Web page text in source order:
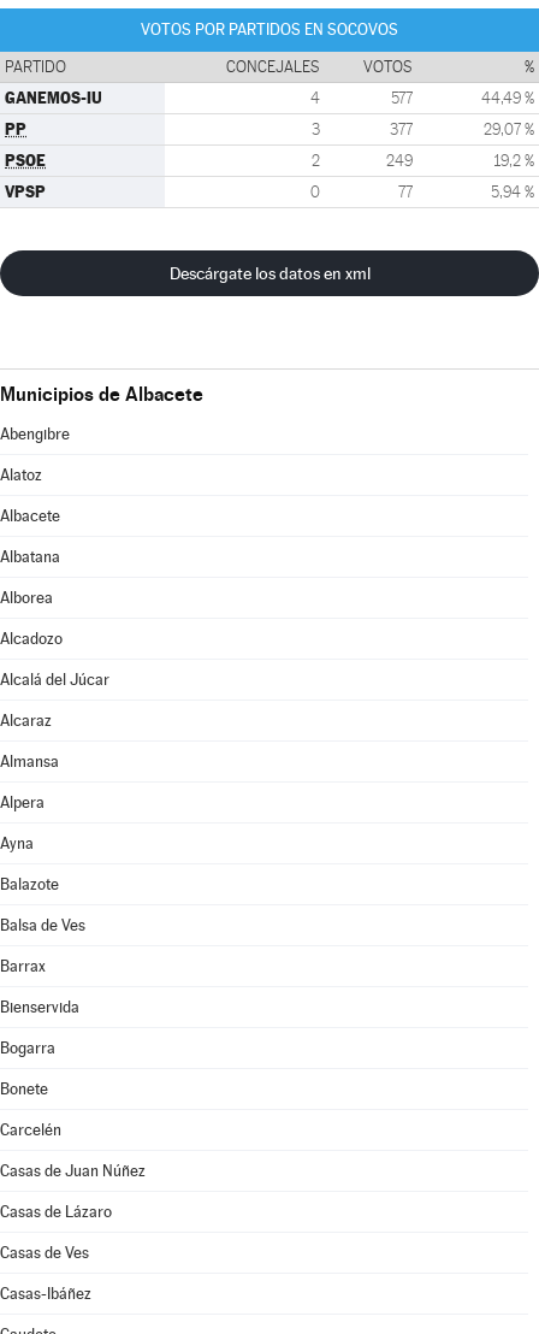
VOTOS POR PARTIDOS EN SOCOVOS
PARTIDO CONCEJALES VOTOS %
GANEMOS-IU 4 577 44,49 %
PP 3 377 29,07 %
PSOE 2 249 19,2 %
VPSP 0 77 5,94 %
Descárgate los datos en xml
Municipios de Albacete
Abengibre
Alatoz
Albacete
Albatana
Alborea
Alcadozo
Alcalá del Júcar
Alcaraz
Almansa
Alpera
Ayna
Balazote
Balsa de Ves
Barrax
Bienservida
Bogarra
Bonete
Carcelén
Casas de Juan Núñez
Casas de Lázaro
Casas de Ves
Casas-Ibáñez